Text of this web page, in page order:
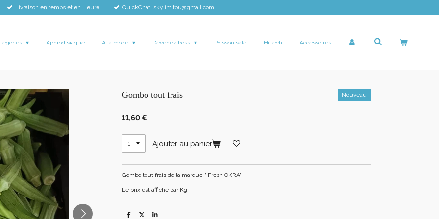
Livraison en temps et en Heure! QuickChat: skylimitou@gmail.com
Aphrodisiaque A la mode Devenez boss Poisson salé HiTech Accessoires
Gombo tout frais Nouveau
11,60 €
Ajouter au panier
Gombo tout frais de la marque " Fresh OKRA".
Le prix est affiché par Kg.
P
P
P